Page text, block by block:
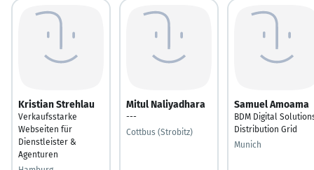
Kristian Strehlau
Verkaufsstarke
Webseiten für
Dienstleister &
Agenturen
Mitul Naliyadhara
---
Cottbus (Strobitz)
Samuel Amoama
BDM Digital
Distribution Grid
Munich